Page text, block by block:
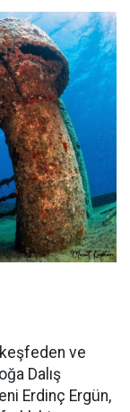
ve
Dalış
Erdinç Ergün,